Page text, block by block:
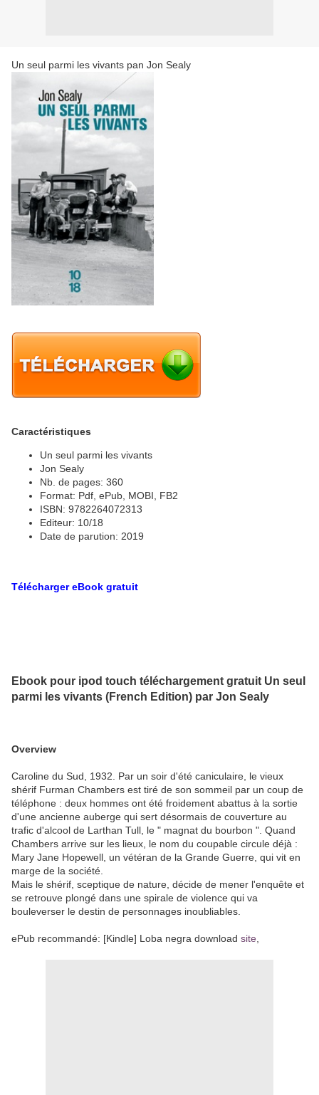
Un seul parmi les vivants pan Jon Sealy
Caractéristiques
Un seul parmi les vivants
Jon Sealy
Nb. de pages: 360
Format: Pdf, ePub, MOBI, FB2
ISBN: 9782264072313
Editeur: 10/18
Date de parution: 2019
Télécharger eBook gratuit
Ebook pour ipod touch téléchargement gratuit Un seul
parmi les vivants (French Edition) par Jon Sealy
Overview
Caroline du Sud, 1932. Par un soir d'été caniculaire, le vieux
shérif Furman Chambers est tiré de son sommeil par un coup de
téléphone : deux hommes ont été froidement abattus à la sortie
d'une ancienne auberge qui sert désormais de couverture au
trafic d'alcool de Larthan Tull, le " magnat du bourbon ". Quand
Chambers arrive sur les lieux, le nom du coupable circule déjà :
Mary Jane Hopewell, un vétéran de la Grande Guerre, qui vit en
marge de la société.
Mais le shérif, sceptique de nature, décide de mener l'enquête et
se retrouve plongé dans une spirale de violence qui va
bouleverser le destin de personnages inoubliables.
ePub recommandé: [Kindle] Loba negra download site